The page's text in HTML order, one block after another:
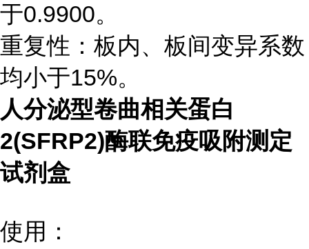
于0.9900。
重复性：板内、板间变异系数
均小于15%。
人分泌型卷曲相关蛋白
2(SFRP2)酶联免疫吸附测定
试剂盒
使用：